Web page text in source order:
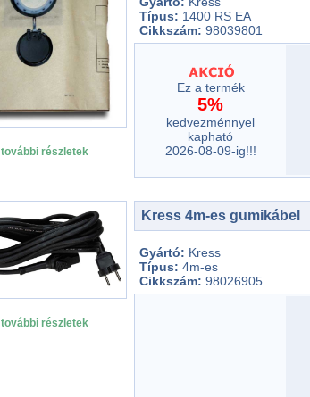
további részletek
Típus: 1400 RS EA
Cikkszám: 98039801
Ez a termék
5%
kedvezménnyel
kapható
2026-08-09-ig!!!
további részletek
Kress 4m-es gumikábel
Gyártó: Kress
Típus: 4m-es
Cikkszám: 98026905